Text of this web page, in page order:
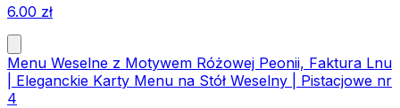
6.00 zł
Menu Weselne z Motywem Różowej Peonii, Faktura Lnu
| Eleganckie Karty Menu na Stół Weselny | Pistacjowe nr
4